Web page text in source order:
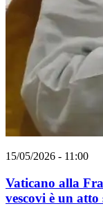
15/05/2026 - 11:00
Vaticano alla
vescovi è un atto